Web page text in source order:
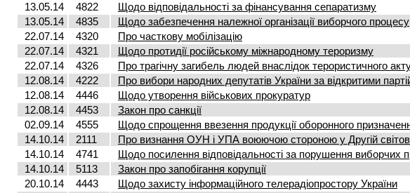
13.05.14
4822 Щодо відповідальності за фінансування сепаратизму
13.05.14
4835 Щодо забезпечення належної організації виборчого процесу
22.07.14
4320 Про часткову мобілізацію
22.07.14
4321 Щодо протидії російському міжнародному тероризму
22.07.14
4326 Про трагічну загибель людей внаслідок терористичного
12.08.14
4222 Про вибори народних депутатів України за відкритими
12.08.14
4446 Щодо утворення військових прокуратур
12.08.14
4453 Закон про санкції
02.09.14
4555 Щодо спрощення ввезення продукції оборонного
14.10.14
2111 Про визнання ОУН і УПА воюючою стороною у Другій
14.10.14
4741 Щодо посилення відповідальності за порушення виборчих
14.10.14
5113 Закон про запобігання корупції
20.10.14
4443 Щодо захисту інформаційного телерадіопростору України